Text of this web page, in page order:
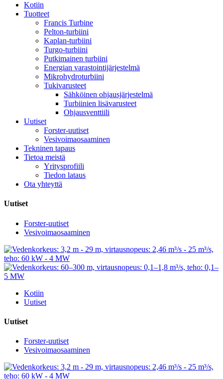
Kotiin
Tuotteet
Francis Turbine
Pelton-turbiini
Kaplan-turbiini
Turgo-turbiini
Putkimainen turbiini
Energian varastointijärjestelmä
Mikrohydroturbiini
Tukivarusteet
Sähköinen ohjausjärjestelmä
Turbiinien lisävarusteet
Ohjausventtiili
Uutiset
Forster-uutiset
Vesivoimaosaaminen
Tekninen tapaus
Tietoa meistä
Yritysprofiili
Tiedon lataus
Ota yhteyttä
Uutiset
Forster-uutiset
Vesivoimaosaaminen
Kotiin
Uutiset
Uutiset
Forster-uutiset
Vesivoimaosaaminen